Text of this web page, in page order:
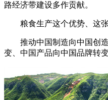
路经济带建设多作贡献。
粮食生产这个优势、这张
推动中国制造向中国创造
变、中国产品向中国品牌转变